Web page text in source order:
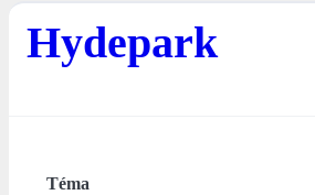
Hydepark
Téma